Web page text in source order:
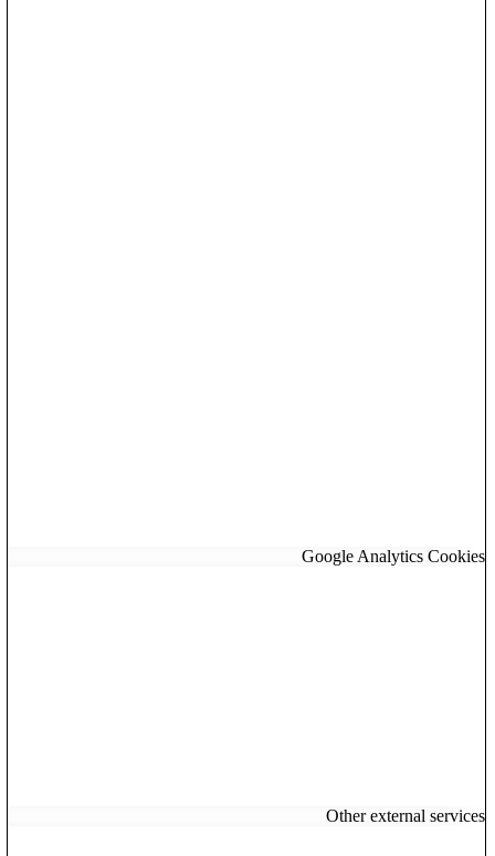
Google Analytics Cookies
Other external services